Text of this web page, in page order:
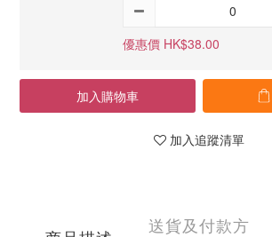
優惠價 HK$38.00
加入購物車
加入追蹤清單
送貨及付款方